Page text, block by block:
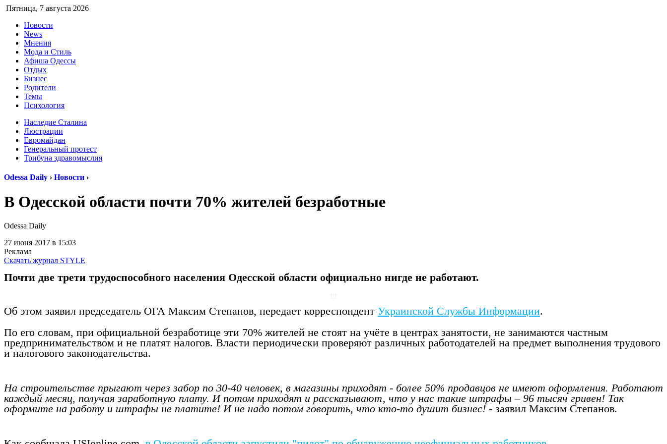
Пятница, 7 августа 2026
Новости
News
Мнения
Мода и Стиль
Афиша Одессы
Отдых
Бизнес
Родители
Темы
Психология
Наследие Сталина
Люстрации
Евромайдан
Генеральный протест
Трибуна здравомыслия
Odessa Daily › Новости ›
В Одесской области почти 70% жителей безработные
Odessa Daily
27 июня 2017 в 15:03
Реклама
Скачать журнал STYLE
Почти две трети трудоспособного населения Одесской области официально нигде не работают.
По его словам, при официальной безработице эти 70% жителей не стоят на учёте в центрах занятости, не занимаются частным
предпринимательством и не платят налогов. Власти периодически проверяют различных работодателей на предмет выполнения трудового
На строительстве прыгают через забор по 30-40 человек, в магазины приходят - более 50% продавцов не имеют оформления. Работают
каждый месяц, получая заработную плату. И потом приходят и рассказывают, что у нас такие штрафы – 96 тысяч гривен! Так